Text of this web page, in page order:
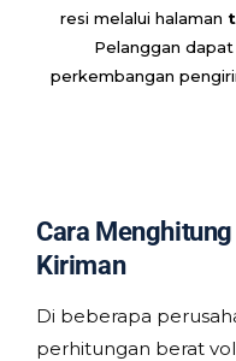
resi melalui halaman
Pelanggan
perkembangan
Cara
Kiriman
Di beberapa
perhitungan berat